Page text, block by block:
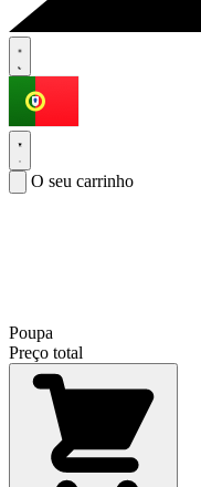
O seu carrinho
Poupa
Preço total